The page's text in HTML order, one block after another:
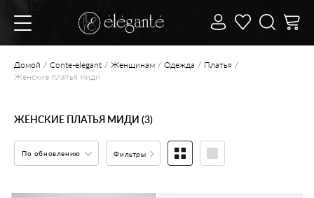
Домой Conte-elegant Женщинам Одежда
Платья
Женские платья миди
ЖЕНСКИЕ ПЛАТЬЯ МИДИ (3)
По обновлению Фильтры